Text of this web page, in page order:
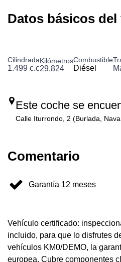
Datos básicos
Cilindrada
1.499 c.c
Kilómetros
29.824
Combustible
Diésel
Este coche se
Calle Iturrondo, 2 (Burlada,
Comentario
Garantía 12 meses
Vehículo certificado:
incluido, para que lo disfrutes
vehículos KM0/DEMO, la
europea. Cubre componentes